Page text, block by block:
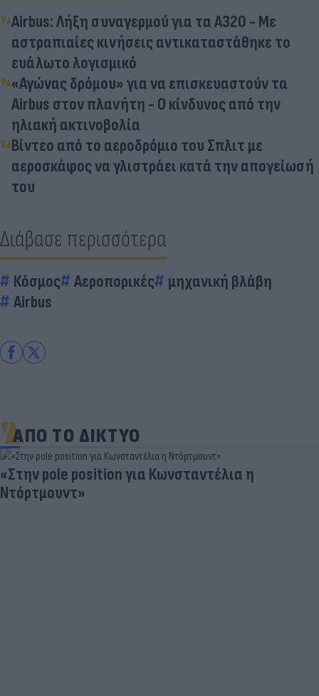
Airbus: Λήξη συναγερμού για τα A320 - Με
αστραπιαίες κινήσεις αντικαταστάθηκε το
ευάλωτο λογισμικό
«Αγώνας δρόμου» για να επισκευαστούν τα
Airbus στον πλανήτη - Ο κίνδυνος από την
ηλιακή ακτινοβολία
Βίντεο από το αεροδρόμιο του Σπλιτ με
αεροσκάφος να γλιστράει κατά την απογείωσή
του
Διάβασε περισσότερα
Κόσμος Αεροπορικές
μηχανική βλάβη
Airbus
ΑΠΟ ΤΟ ΔΙΚΤΥΟ
«Στην pole position για Κωνσταντέλια η
Ντόρτμουντ»